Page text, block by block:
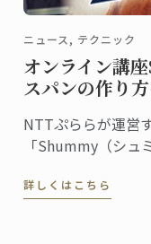
ニュース, テクニック
オンライン講
スパンの作り
NTTぷららが運営
「Shummy（シュ
ドン･ブルーはこの
詳しくはこちら